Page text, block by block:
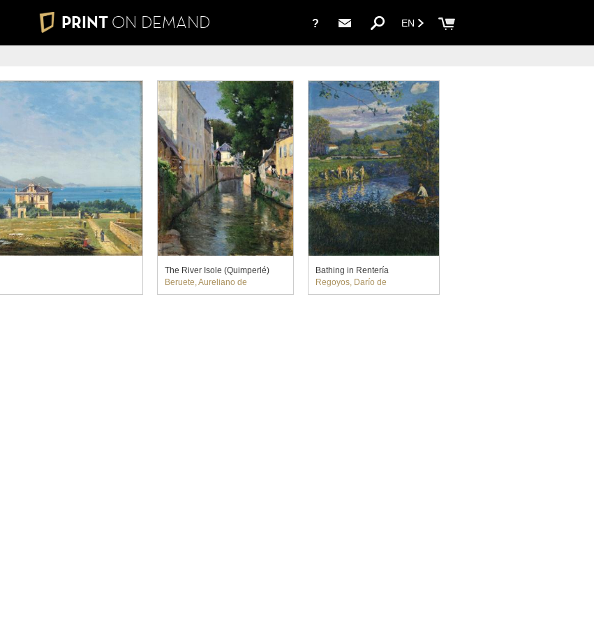
? EN
PRINT ON DEMAND
The River Isole (Quimperlé)
Beruete, Aureliano de
Bathing in Rentería
Regoyos, Darío de